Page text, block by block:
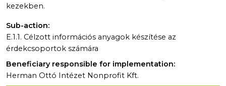
kezekben.
Sub-action:
E.1.1. Célzott információs anyagok készítése az
érdekcsoportok számára
Beneficiary responsible for implementation:
Herman Ottó Intézet Nonprofit Kft.